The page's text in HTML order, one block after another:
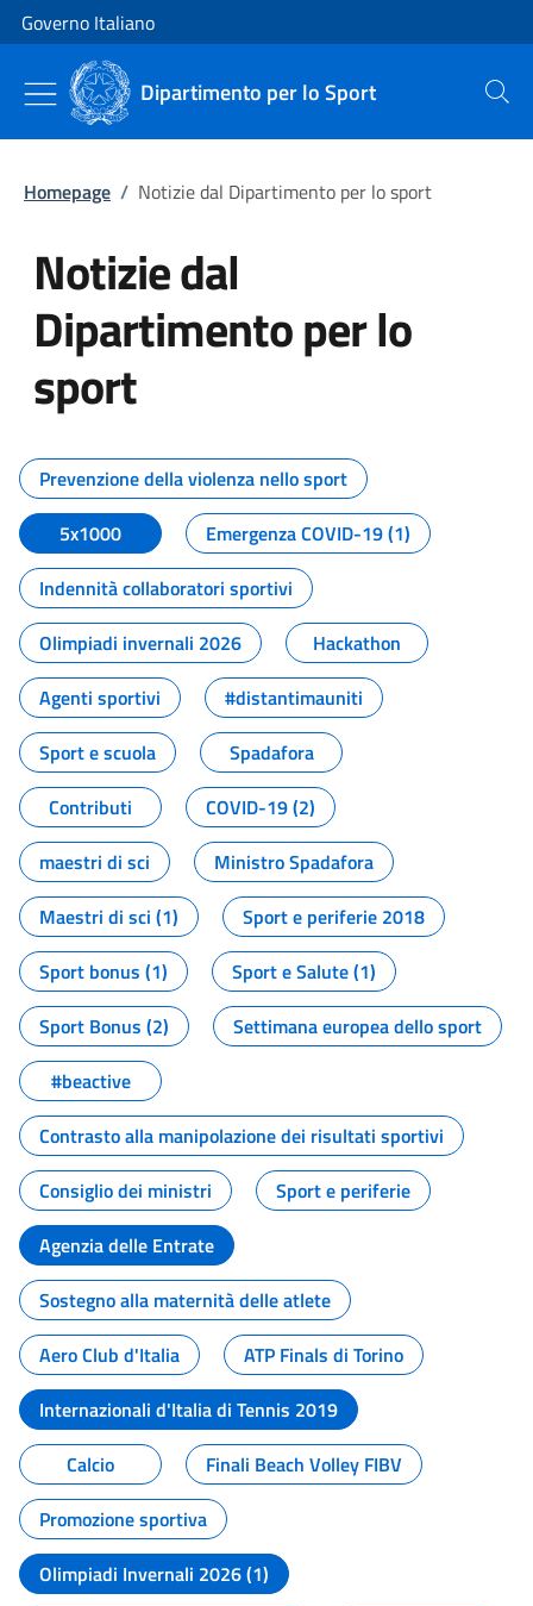
Vai al contenuto
Vai alla navigazione del sito
Governo Italiano
Dipartimento per lo Sport Cerca
Homepage / Notizie dal Dipartimento per lo sport
Notizie dal
Dipartimento per lo
sport
Tutti i contenuti della pagina
Prevenzione della violenza nello sport
5x1000
Emergenza COVID-19 (1)
Indennità collaboratori sportivi
Olimpiadi invernali 2026
Hackathon
Agenti sportivi
#distantimauniti
Sport e scuola
Spadafora
Contributi
COVID-19 (2)
maestri di sci
Ministro Spadafora
Maestri di sci (1)
Sport e periferie 2018
Sport bonus (1)
Sport e Salute (1)
Sport Bonus (2)
Settimana europea dello sport
#beactive
Contrasto alla manipolazione dei risultati sportivi
Consiglio dei ministri
Sport e periferie
Agenzia delle Entrate
Sostegno alla maternità delle atlete
Aero Club d'Italia
ATP Finals di Torino
Internazionali d'Italia di Tennis 2019
Calcio
Finali Beach Volley FIBV
Promozione sportiva
Olimpiadi Invernali 2026 (1)